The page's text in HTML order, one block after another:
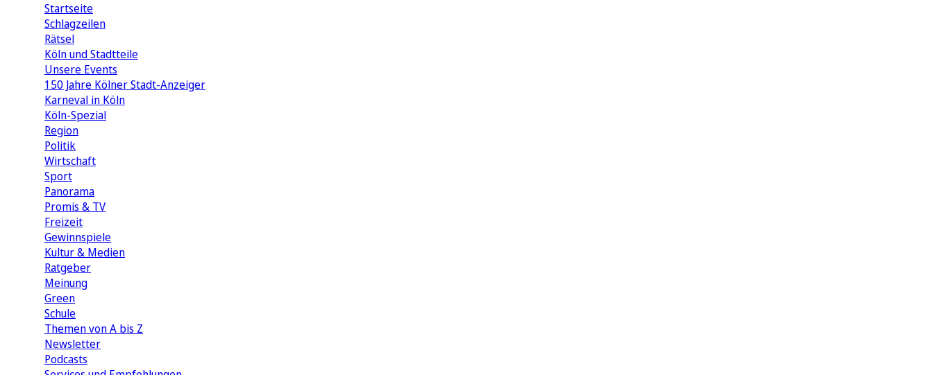
Startseite
Schlagzeilen
Rätsel
Köln und Stadtteile
Unsere Events
150 Jahre Kölner Stadt-Anzeiger
Karneval in Köln
Köln-Spezial
Region
Politik
Wirtschaft
Sport
Panorama
Promis & TV
Freizeit
Gewinnspiele
Kultur & Medien
Ratgeber
Meinung
Green
Schule
Themen von A bis Z
Newsletter
Podcasts